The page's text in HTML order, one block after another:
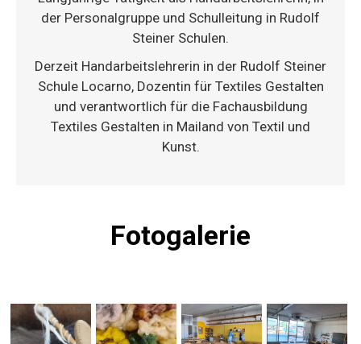
der Personalgruppe und Schulleitung in Rudolf
Steiner Schulen.
Derzeit Handarbeitslehrerin in der Rudolf Steiner
Schule Locarno, Dozentin für Textiles Gestalten
und verantwortlich für die Fachausbildung
Textiles Gestalten in Mailand von Textil und
Kunst.
Fotogalerie